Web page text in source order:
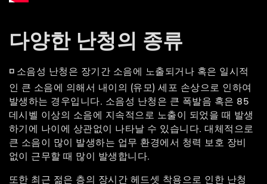
다양한 난청의 종류
◽ 소음성 난청은 장기간 소음에 노출되거나 혹은 일시적
인 큰 소음에 의해서 내이의 (유모) 세포 손상으로 인하여
발생하는 경우입니다. 소음성 난청은 큰 폭발음 혹은 85
데시벨 이상의 소음에 지속적으로 노출이 되었을 때 발생
하기에 나이에 상관없이 나타날 수 있습니다.대체적으로
큰 소음이 많이 발생하는 업무 환경에서 청력 보호 장비
없이 근무할 때 많이 발생합니다.
또한 최근 젊은 층의 장시간 헤드셋 착용으로 인한 난청